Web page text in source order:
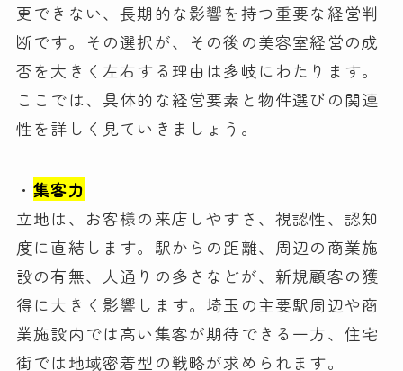
更できない、長期的な影響を持つ重要な経営判
断です。その選択が、その後の美容室経営の成
否を大きく左右する理由は多岐にわたります。
ここでは、具体的な経営要素と物件選びの関連
性を詳しく見ていきましょう。
・集客力
立地は、お客様の来店しやすさ、視認性、認知
度に直結します。駅からの距離、周辺の商業施
設の有無、人通りの多さなどが、新規顧客の獲
得に大きく影響します。埼玉の主要駅周辺や商
業施設内では高い集客が期待できる一方、住宅
街では地域密着型の戦略が求められます。